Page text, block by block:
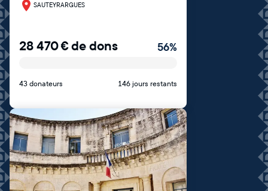
SAUTEYRARGUES
28 470€de dons 56%
43 donateurs 146 jours restants